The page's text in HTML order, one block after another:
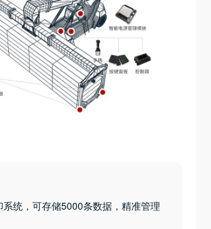
系统，可存储5000条数据，精准管理